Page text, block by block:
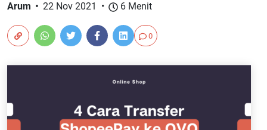
Arum 22 Nov 2021 6 Menit
0